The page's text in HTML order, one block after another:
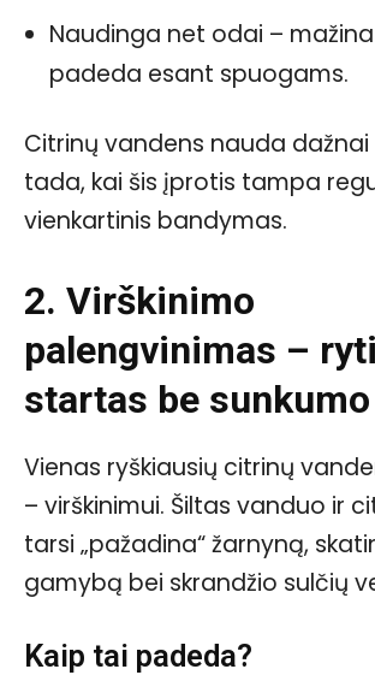
Naudinga net odai –
padeda esant spuogams.
Citrinų vandens nauda dažnai
tada, kai šis įprotis tampa
vienkartinis bandymas.
2. Virškinimo
palengvinimas –
startas be sunkumo
Vienas ryškiausių citrinų
– virškinimui. Šiltas vanduo ir
tarsi „pažadina“ žarnyną,
gamybą bei skrandžio sulčių
Kaip tai padeda?